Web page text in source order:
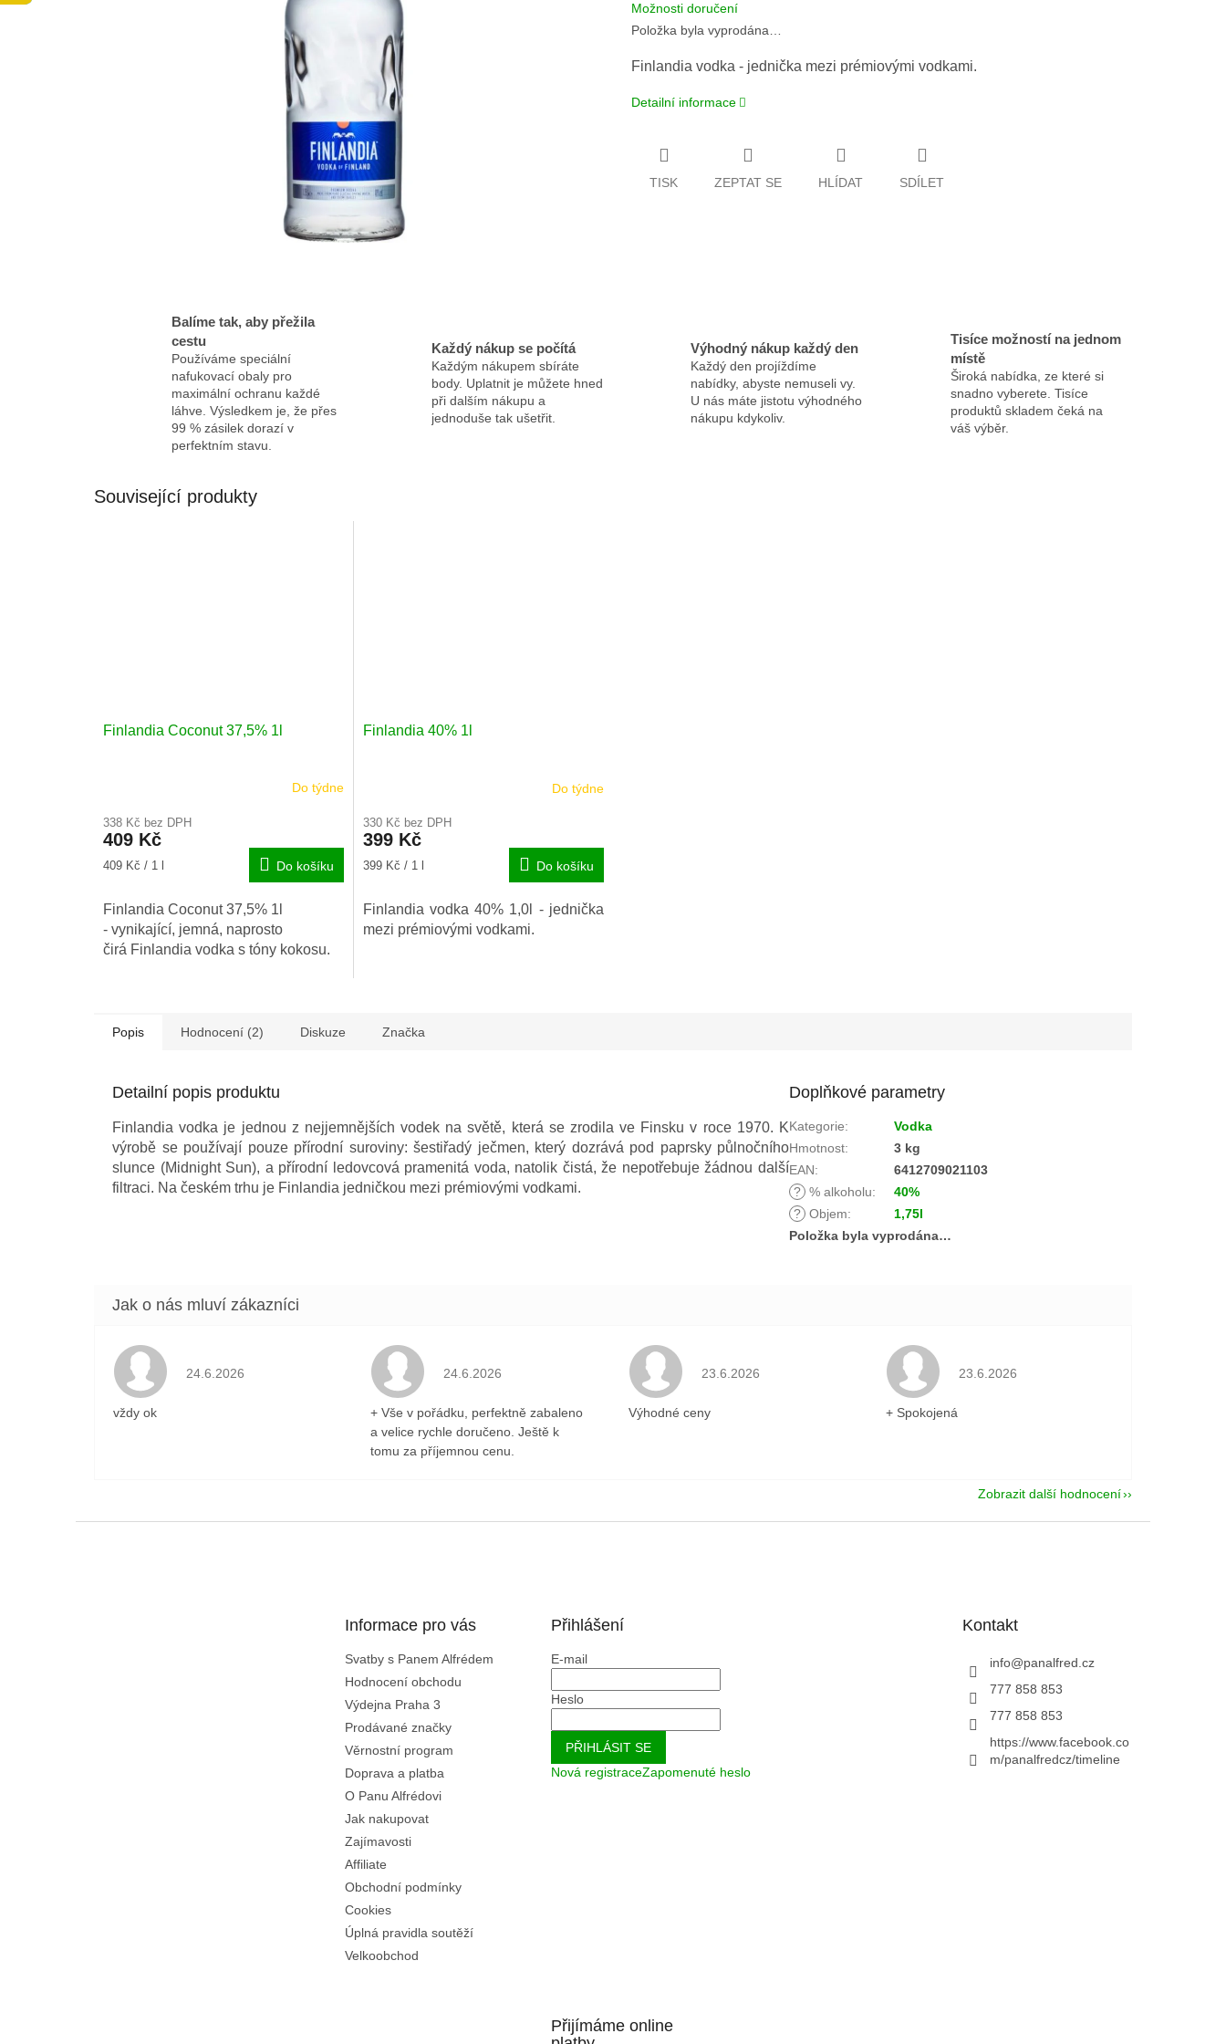
Možnosti doručení
Položka byla vyprodána…
Finlandia vodka - jednička mezi prémiovými vodkami.
Detailní informace
TISK ZEPTAT SE HLÍDAT SDÍLET
Balíme tak, aby přežila
cestu
Používáme speciální
nafukovací obaly pro
maximální ochranu každé
láhve. Výsledkem je, že přes
99 % zásilek dorazí v
perfektním stavu.
Každý nákup se počítá
Každým nákupem sbíráte
body. Uplatnit je můžete hned
při dalším nákupu a
jednoduše tak ušetřit.
Výhodný nákup každý den
Každý den projíždíme
nabídky, abyste nemuseli vy.
U nás máte jistotu výhodného
nákupu kdykoliv.
Tisíce možností na jednom
místě
Široká nabídka, ze které si
snadno vyberete. Tisíce
produktů skladem čeká na
váš výběr.
Související produkty
Finlandia Coconut 37,5% 1l
Do týdne
338 Kč bez DPH
409 Kč
Měrná
409 Kč / 1 l Do košíku
Finlandia Coconut 37,5% 1l
- vynikající, jemná, naprosto
čirá Finlandia vodka s tóny kokosu.
Finlandia 40% 1l
produktu
je
4,6
hvězdiček.
Do týdne
330 Kč bez DPH
399 Kč
Měrná
399 Kč / 1 l Do košíku
Finlandia vodka 40% 1,0l - jednička
mezi prémiovými vodkami.
Popis Hodnocení (2) Diskuze Značka
Detailní popis produktu
Finlandia vodka je jednou z nejjemnějších vodek na světě, která se zrodila ve Finsku v roce 1970. K
výrobě se používají pouze přírodní suroviny: šestiřadý ječmen, který dozrává pod paprsky půlnočního
slunce (Midnight Sun), a přírodní ledovcová pramenitá voda, natolik čistá, že nepotřebuje žádnou další
filtraci. Na českém trhu je Finlandia jedničkou mezi prémiovými vodkami.
Doplňkové parametry
Kategorie:
Vodka
Hmotnost:
3 kg
EAN:
6412709021103
? % alkoholu:
40%
? Objem:
1,75l
Položka byla vyprodána…
Hodnocení obchodu je 5 z 5 hvězdiček.
24.6.2026
vždy ok
Hodnocení obchodu je 5 z 5 hvězdiček.
24.6.2026
+ Vše v pořádku, perfektně zabaleno
a velice rychle doručeno. Ještě k
tomu za příjemnou cenu.
Hodnocení obchodu je 5 z 5 hvězdiček.
23.6.2026
Výhodné ceny
Hodnocení obchodu je 5 z 5 hvězdiček.
23.6.2026
+ Spokojená
Zobrazit další hodnocení
Informace pro vás
Svatby s Panem Alfrédem
Hodnocení obchodu
Výdejna Praha 3
Prodávané značky
Věrnostní program
Doprava a platba
O Panu Alfrédovi
Jak nakupovat
Zajímavosti
Affiliate
Obchodní podmínky
Cookies
Úplná pravidla soutěží
Velkoobchod
Přihlášení
E-mail
Heslo
PŘIHLÁSIT SE
Nová registraceZapomenuté heslo
Kontakt
info@panalfred.cz
777 858 853
777 858 853
https://www.facebook.co
m/panalfredcz/timeline
Přijímáme online